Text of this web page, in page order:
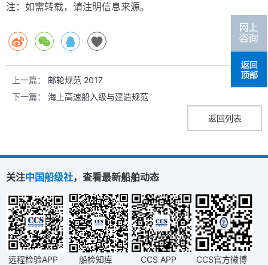
注：如需转载，请注明信息来源。
上一篇：
邮轮规范 2017
下一篇：
海上高速船入级与建造规范
返回列表
关注中国船级社，查看最新船舶动态
远程检验APP 船检知库 CCS APP CCS官方微博